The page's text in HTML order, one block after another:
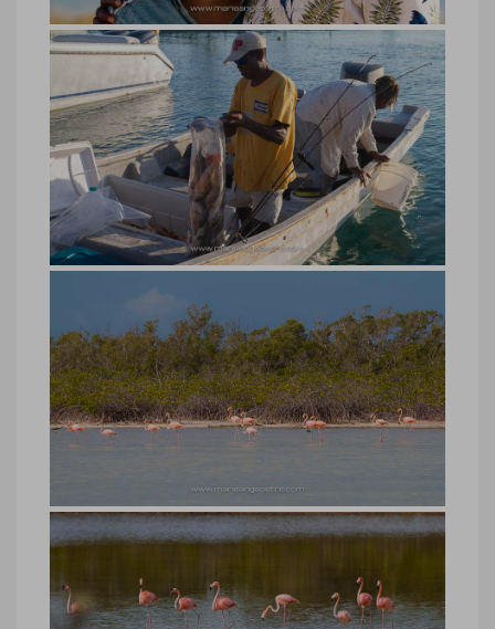
Bahamas, route Crooked Island
Bahamas, route Crooked Island © Marie-
Ange Ostré
Crooked Island, Daphne et Bernard
Ferguson (Tranquillity on the Bay)
Crooked Island, Daphne et Bernard
Ferguson (Tranquillity on the Bay hotel)
© Marie-Ange Ostré
Bahamas, pêcheurs Crooked Island
Bahamas, pêcheurs Crooked Island ©
Marie-Ange Ostré
Bahamas, flamants roses Crooked